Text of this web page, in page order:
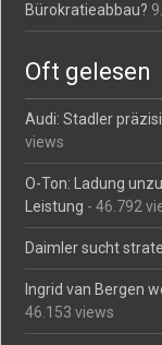
Bürokratieabbau?
Oft gelesen
Audi: Stadler
views
O-Ton: Ladung
Leistung - 46.792
Daimler sucht
Ingrid van Bergen
46.153 views